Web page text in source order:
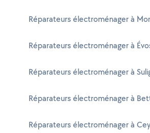
Réparateurs électroménager à
Réparateurs électroménager à
Réparateurs électroménager à
Réparateurs électroménager à
Réparateurs électroménager à